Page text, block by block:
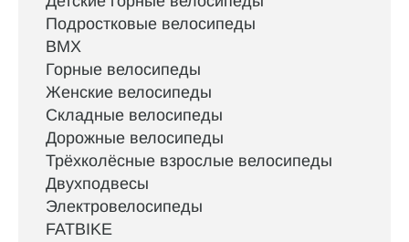
Подростковые велосипеды
BMX
Горные велосипеды
Женские велосипеды
Складные велосипеды
Дорожные велосипеды
Трёхколёсные взрослые велосипеды
Двухподвесы
Электровелосипеды
FATBIKE